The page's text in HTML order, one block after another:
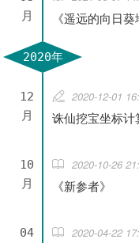
月
《遥远的向日葵
2020年
12
月
2020-12-01
诛仙挖宝坐标计
10
月
2020-10-26
《新参者》
04
2020-04-22